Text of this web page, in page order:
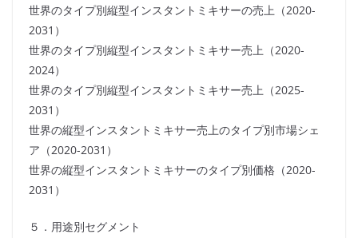
世界のタイプ別縦型インスタントミキサーの売上（2020-
2031）
世界のタイプ別縦型インスタントミキサー売上（2020-
2024）
世界のタイプ別縦型インスタントミキサー売上（2025-
2031）
世界の縦型インスタントミキサー売上のタイプ別市場シェ
ア（2020-2031）
世界の縦型インスタントミキサーのタイプ別価格（2020-
2031）
５．用途別セグメント